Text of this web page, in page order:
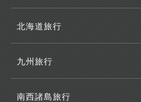
北海道旅行
九州旅行
南西諸島旅行